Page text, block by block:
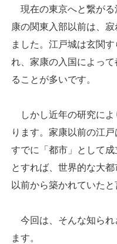
現在の東京へと繋がる
康の関東入部以前は、
ました。江戸城は玄関
れ、家康の入国によっ
ることが多いです。
しかし近年の研究によ
ります。家康以前の江
すでに「都市」として
とすれば、世界的な大
以前から築かれていたと
今回は、そんな知られ
ます。